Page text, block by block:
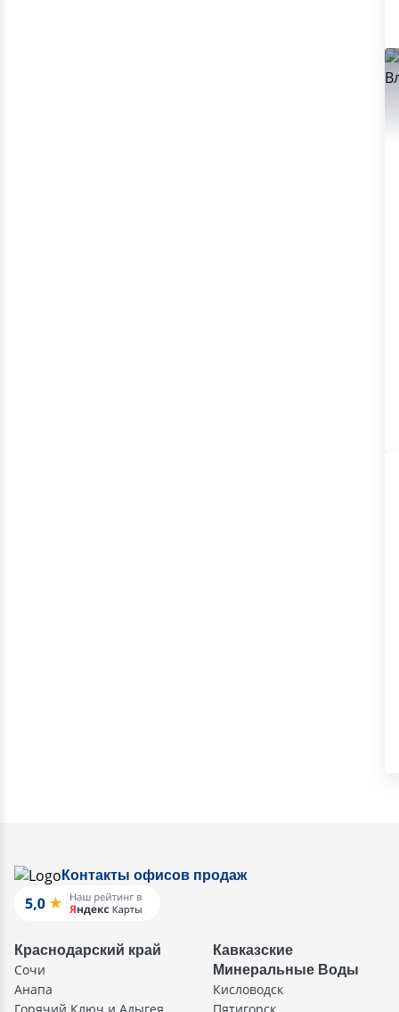
Контакты офисов продаж
Краснодарский край
Сочи
Анапа
Кавказские
Минеральные Воды
Кисловодск